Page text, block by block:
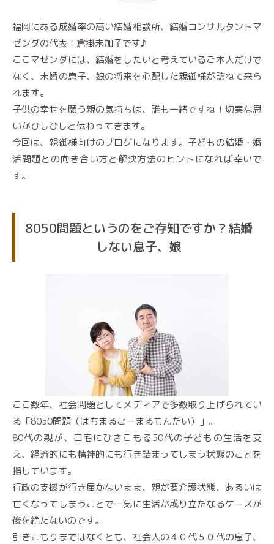
福岡にある成婚率の高い結婚相談所、結婚コンサルタントマ
ゼンダの代表：倉掛未加子です♪
ここマゼンダには、結婚をしたいと考えているご本人だけで
なく、未婚の息子、娘の将来を心配した親御様が訪ねて来ら
れます。
子供の幸せを願う親の気持ちは、誰も一緒ですね！切実な思
いがひしひしと伝わってきます。
今回は、親御様向けのブログになります。子どもの結婚・婚
活問題との向き合い方と解決方法のヒントになれば幸いで
す。
8050問題というのをご存知ですか？結婚
しない息子、娘
ここ数年、社会問題としてメディアで多数取り上げられてい
る「8050問題（はちまるごーまるもんだい）」。
80代の親が、自宅にひきこもる50代の子どもの生活を支
え、経済的にも精神的にも行き詰まってしまう状態のことを
指しています。
行政の支援が行き届かないまま、親が要介護状態、あるいは
亡くなってしまうことで一気に生活が成り立たなるケースが
後を絶たないのです。
引きこもりまではなくとも、社会人の４０代５０代の息子、